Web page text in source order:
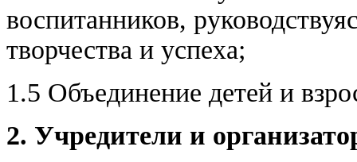
воспитанников,
творчества и успеха;
1.5 Объединение детей и
2. Учредители и